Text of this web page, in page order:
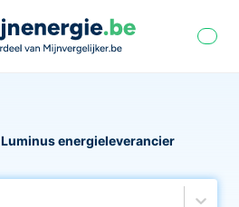
Luminus energieleverancier